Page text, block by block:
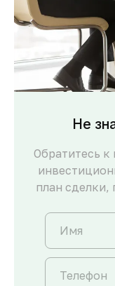
Не
Обратитесь к
план сделки,